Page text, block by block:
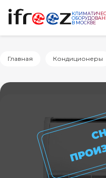
В МОСКВЕ
Главная Кондиционеры